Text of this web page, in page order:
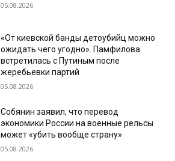
05.08.2026
«От киевской банды детоубийц можно
ожидать чего угодно». Памфилова
встретилась с Путиным после
жеребьевки партий
05.08.2026
Собянин заявил, что перевод
экономики России на военные рельсы
может «убить вообще страну»
05.08.2026